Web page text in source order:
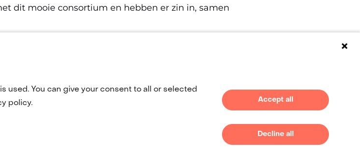
dit mooie consortium en hebben er zin in, samen
venster)
(naar homepage)
used. You can give your consent to all or selected
policy.
Accept all
Decline all